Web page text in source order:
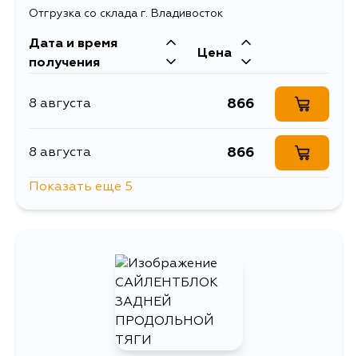
Отгрузка со склада г. Владивосток
Дата и время
получения
Цена
8 августа 866
8 августа 866
866
Показать еще 5